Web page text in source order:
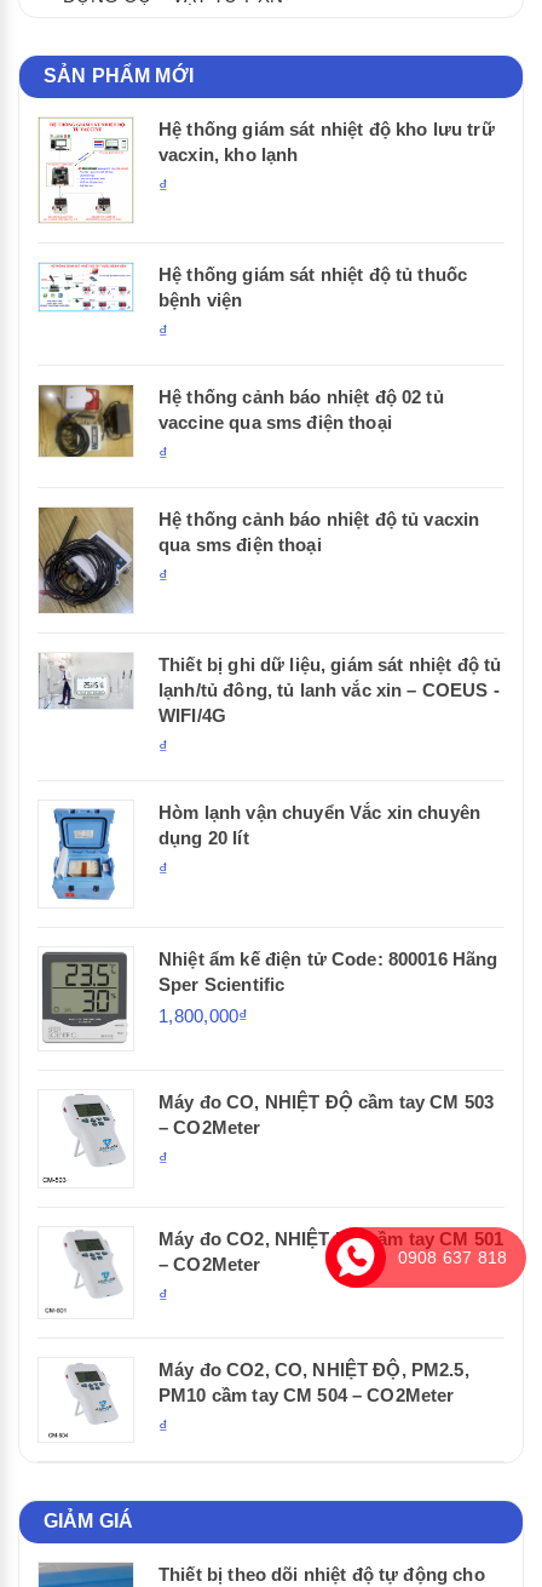
SẢN PHẨM MỚI
Hệ thống giám sát nhiệt độ kho lưu trữ
vacxin, kho lạnh
₫
Hệ thống giám sát nhiệt độ tủ thuốc
bệnh viện
₫
Hệ thống cảnh báo nhiệt độ 02 tủ
vaccine qua sms điện thoại
₫
Hệ thống cảnh báo nhiệt độ tủ vacxin
qua sms điện thoại
₫
Thiết bị ghi dữ liệu, giám sát nhiệt độ tủ
lạnh/tủ đông, tủ lanh vắc xin – COEUS -
WIFI/4G
₫
Hòm lạnh vận chuyển Vắc xin chuyên
dụng 20 lít
₫
Nhiệt ẩm kế điện tử Code: 800016 Hãng
Sper Scientific
1,800,000₫
Máy đo CO, NHIỆT ĐỘ cầm tay CM 503
– CO2Meter
₫
Máy đo CO2, NHIỆT ĐỘ cầm tay CM 501
– CO2Meter
₫
Máy đo CO2, CO, NHIỆT ĐỘ, PM2.5,
PM10 cầm tay CM 504 – CO2Meter
₫
GIẢM GIÁ
Thiết bị theo dõi nhiệt độ tự động cho
0908 637 818